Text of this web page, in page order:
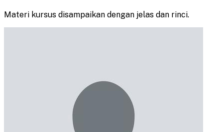
Materi kursus disampaikan dengan jelas dan rinci.